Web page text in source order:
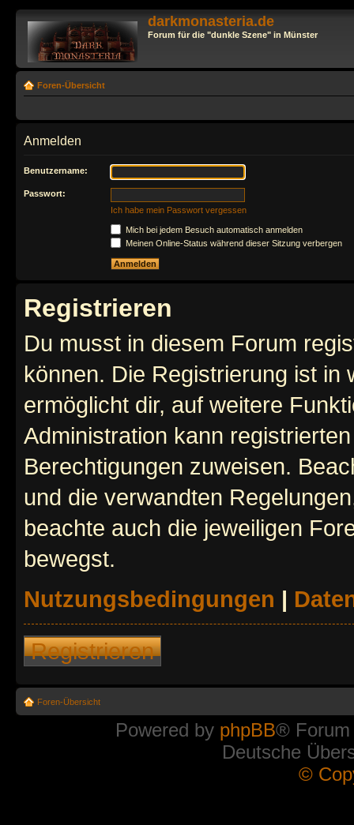
darkmonasteria.de
Forum für die "dunkle Szene" in Münster
Foren-Übersicht
Anmelden
Benutzername:
Passwort:
Ich habe mein Passwort vergessen
Mich bei jedem Besuch automatisch anmelden
Meinen Online-Status während dieser Sitzung verbergen
Registrieren
Du musst in diesem Forum
können. Die Registrierung ist in
ermöglicht dir, auf weitere
Administration kann
Berechtigungen zuweisen.
und die verwandten
beachte auch die jeweiligen
bewegst.
Nutzungsbedingungen |
Registrieren
Foren-Übersicht
Powered by phpBB®
Deutsche
©